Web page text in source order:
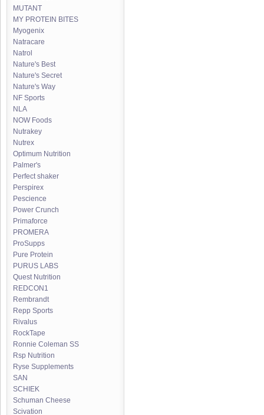
MUTANT
MY PROTEIN BITES
Myogenix
Natracare
Natrol
Nature's Best
Nature's Secret
Nature's Way
NF Sports
NLA
NOW Foods
Nutrakey
Nutrex
Optimum Nutrition
Palmer's
Perfect shaker
Perspirex
Pescience
Power Crunch
Primaforce
PROMERA
ProSupps
Pure Protein
PURUS LABS
Quest Nutrition
REDCON1
Rembrandt
Repp Sports
Rivalus
RockTape
Ronnie Coleman SS
Rsp Nutrition
Ryse Supplements
SAN
SCHIEK
Schuman Cheese
Scivation